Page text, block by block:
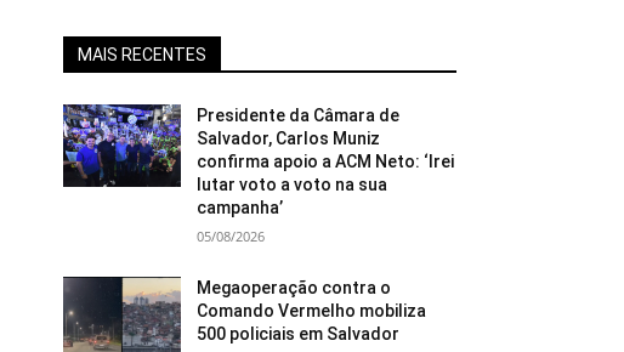
MAIS RECENTES
Presidente da Câmara de
Salvador, Carlos Muniz
confirma apoio a ACM Neto: ‘Irei
lutar voto a voto na sua
campanha’
05/08/2026
Megaoperação contra o
Comando Vermelho mobiliza
500 policiais em Salvador